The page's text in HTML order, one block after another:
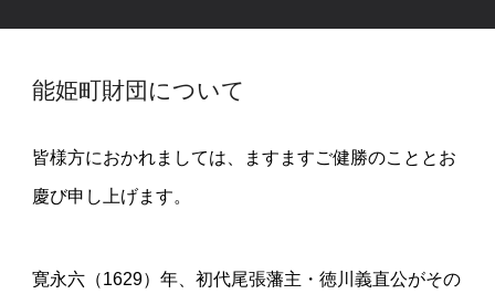
能姫町財団について
皆様方におかれましては、ますますご健勝のこととお
慶び申し上げます。
寛永六（1629）年、初代尾張藩主・徳川義直公がその